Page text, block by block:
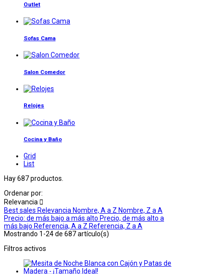
Outlet
Sofas Cama
Salon Comedor
Relojes
Cocina y Baño
Grid
List
Hay 687 productos.
Ordenar por:
Relevancia 
Best sales Relevancia Nombre, A a Z Nombre, Z a A
Precio: de más bajo a más alto Precio, de más alto a
más bajo Referencia, A a Z Referencia, Z a A
Mostrando 1-24 de 687 artículo(s)
Filtros activos